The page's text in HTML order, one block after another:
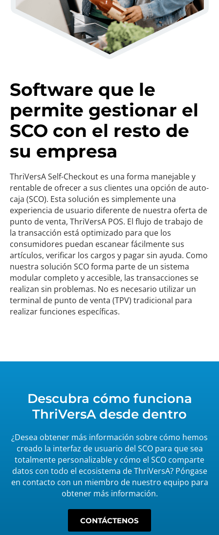
Software que le
permite gestionar el
SCO con el resto de
su empresa
ThriVersA Self-Checkout es una forma manejable y
rentable de ofrecer a sus clientes una opción de auto-
caja (SCO). Esta solución es simplemente una
experiencia de usuario diferente de nuestra oferta de
punto de venta, ThriVersA POS. El flujo de trabajo de
la transacción está optimizado para que los
consumidores puedan escanear fácilmente sus
artículos, verificar los cargos y pagar sin ayuda. Como
nuestra solución SCO forma parte de un sistema
modular completo y accesible, las transacciones se
realizan sin problemas. No es necesario utilizar un
terminal de punto de venta (TPV) tradicional para
realizar funciones específicas.
Descubra cómo funciona
ThriVersA desde dentro
¿Desea obtener más información sobre cómo hemos
creado la interfaz de usuario del SCO para que sea
totalmente personalizable y cómo el SCO comparte
datos con todo el ecosistema de ThriVersA? Póngase
en contacto con un miembro de nuestro equipo para
obtener más información.
CONTÁCTENOS